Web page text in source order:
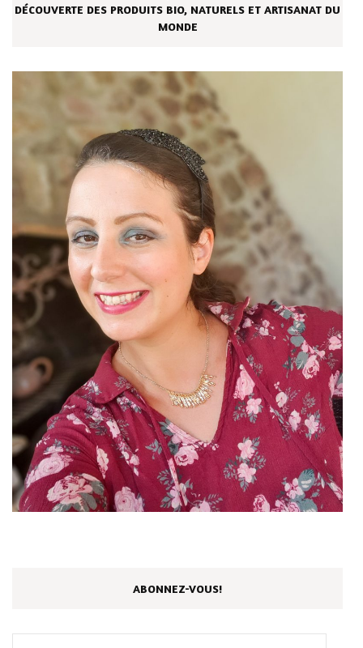
DÉCOUVERTE DES PRODUITS BIO, NATURELS ET ARTISANAT DU
MONDE
ABONNEZ-VOUS!